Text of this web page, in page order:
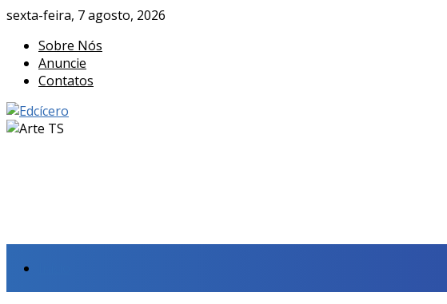
sexta-feira, 7 agosto, 2026
Sobre Nós
Anuncie
Contatos